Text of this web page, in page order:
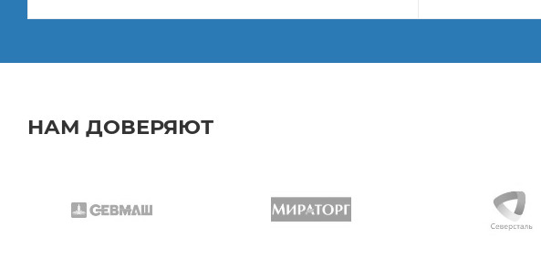
НАМ ДОВЕРЯЮТ